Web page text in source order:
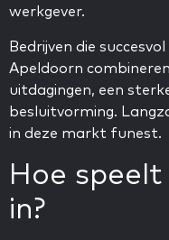
werkgever.
Bedrijven die
Apeldoorn
uitdagingen, een
besluitvorming.
in deze markt funest.
Hoe
in?